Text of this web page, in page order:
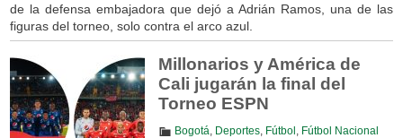
de la defensa embajadora que dejó a Adrián Ramos, una de las
figuras del torneo, solo contra el arco azul.
Millonarios y América de
Cali jugarán la final del
Torneo ESPN
Bogotá Deportes, Fútbol Fútbol Nacional